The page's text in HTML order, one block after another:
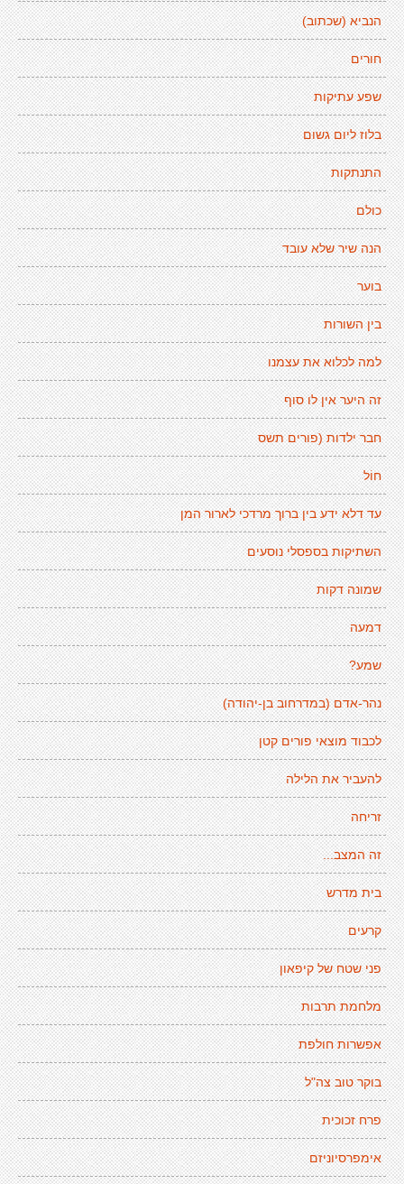
הנביא (שכתוב)
חורים
שפע עתיקות
בלוז ליום גשום
התנתקות
כולם
הנה שיר שלא עובד
בוער
בין השורות
למה לכלוא את עצמנו
זה היער אין לו סוף
חבר ילדות (פורים תשס
חוֹל
עד דלא ידע בין ברוך מרדכי לארור המן
השתיקות בספסלי נוסעים
שמונה דקות
דמעה
שמע?
נהר-אדם (במדרחוב בן-יהודה)
לכבוד מוצאי פורים קטן
להעביר את הלילה
זריחה
זה המצב...
בית מדרש
קרעים
פני שטח של קיפאון
מלחמת תרבות
אפשרות חולפת
בוקר טוב צה"ל
פרח זכוכית
אימפרסיוניזם